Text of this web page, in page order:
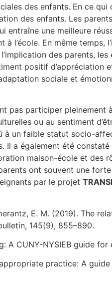
des enfants. En ce
des enfants. Les
entraîne une meilleure
l’école. En même
des parents,
positif d’appréciation
sociale et
pas participer
ou au sentiment
à un faible statut socio-
Il a également été
maison-école et des
ont souvent une
par le projet
E. M. (2019). The
145(9), 855–890.
A CUNY-NYSIEB guide
practice: A